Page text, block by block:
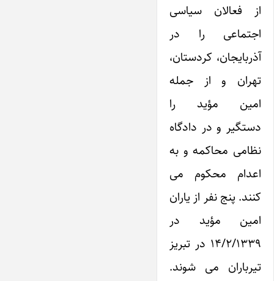
از فعالان سیاسی
اجتماعی را در
آذربایجان، کردستان،
تهران و از جمله
امین مؤید را
دستگیر و در دادگاه
نظامی محاکمه و به
اعدام محکوم می
کنند. پنج نفر از یاران
امین مؤید در
۱۴/۲/۱۳۳۹ در تبریز
تیرباران می شوند.